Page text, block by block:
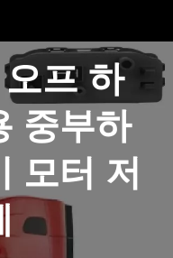
프 하
중부하
모터 저